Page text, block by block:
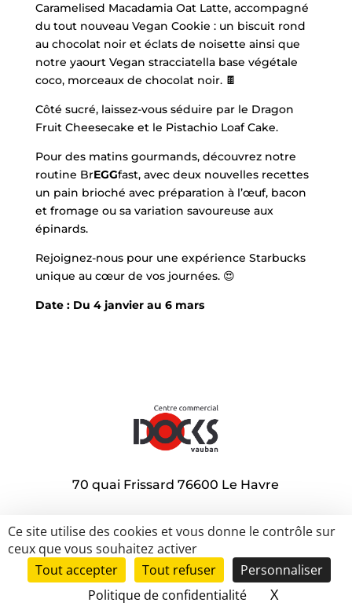
Caramelised Macadamia Oat Latte, accompagné
du tout nouveau Vegan Cookie : un biscuit rond
au chocolat noir et éclats de noisette ainsi que
notre yaourt Vegan stracciatella base végétale
coco, morceaux de chocolat noir. 🍫
Côté sucré, laissez-vous séduire par le Dragon
Fruit Cheesecake et le Pistachio Loaf Cake.
Pour des matins gourmands, découvrez notre
routine BrEGGfast, avec deux nouvelles recettes
un pain brioché avec préparation à l’œuf, bacon
et fromage ou sa variation savoureuse aux
épinards.
Rejoignez-nous pour une expérience Starbucks
unique au cœur de vos journées. 😍
Date : Du 4 janvier au 6 mars
70 quai Frissard 76600 Le Havre
A louer Promotions
Nos actions sociales
Nos actions éco-citoyennes
Contact
Politique de confidentialité Gestion des cookies
Ce site utilise des cookies et vous donne le contrôle sur
ceux que vous souhaitez activer
Tout accepter
Tout refuser
Personnaliser
Politique de confidentialité
XMasquer